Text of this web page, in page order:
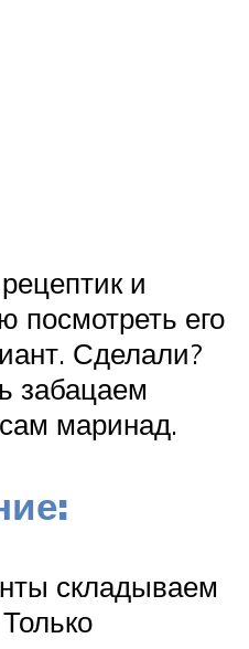
и
посмотреть его
Сделали?
забацаем
маринад.
складываем